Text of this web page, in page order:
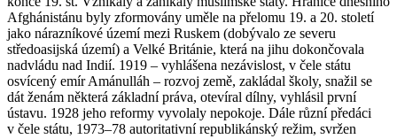
Afghánistánu byly zformovány uměle na přelomu 19. a 20. století
jako nárazníkové území mezi Ruskem (dobývalo ze severu
středoasijská území) a Velké Británie, která na jihu dokončovala
nadvládu nad Indií. 1919 – vyhlášena nezávislost, v čele státu
osvícený emír Amánulláh – rozvoj země, zakládal školy, snažil se
dát ženám některá základní práva, otevíral dílny, vyhlásil první
ústavu. 1928 jeho reformy vyvolaly nepokoje. Dále různí předáci
v čele státu, 1973–78 autoritativní republikánský režim, svržen